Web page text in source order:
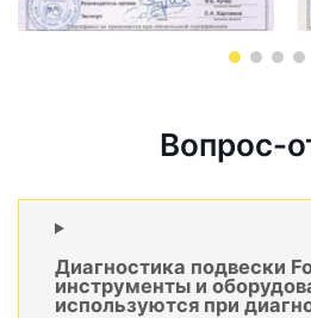
Вопрос-
Диагностика подвески
инструменты и
используются при